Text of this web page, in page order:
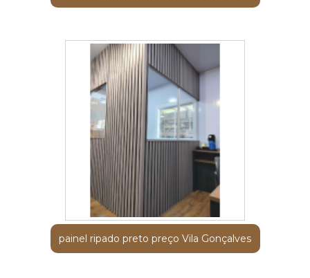
painel ripado preto preço Vila Gonçalves